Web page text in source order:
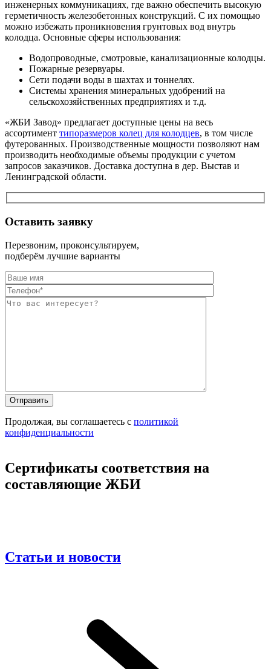
инженерных коммуникациях, где важно обеспечить высокую
герметичность железобетонных конструкций. С их помощью
можно избежать проникновения грунтовых вод внутрь
колодца. Основные сферы использования:
Водопроводные, смотровые, канализационные колодцы.
Пожарные резервуары.
Сети подачи воды в шахтах и тоннелях.
Системы хранения минеральных удобрений на
сельскохозяйственных предприятиях и т.д.
«ЖБИ Завод» предлагает доступные цены на весь
ассортимент типоразмеров колец для колодцев, в том числе
футерованных. Производственные мощности позволяют нам
производить необходимые объемы продукции с учетом
запросов заказчиков. Доставка доступна в дер. Выстав и
Ленинградской области.
Оставить заявку
Перезвоним, проконсультируем,
подберём лучшие варианты
Продолжая, вы соглашаетесь с политикой
конфиденциальности
Сертификаты соответствия на
составляющие ЖБИ
Статьи и новости